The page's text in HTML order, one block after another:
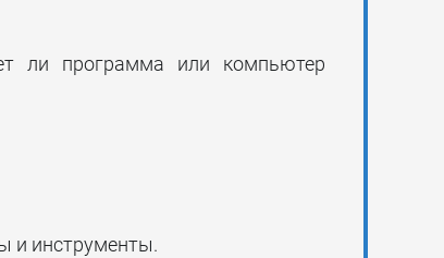
ли программа или компьютер
и инструменты.